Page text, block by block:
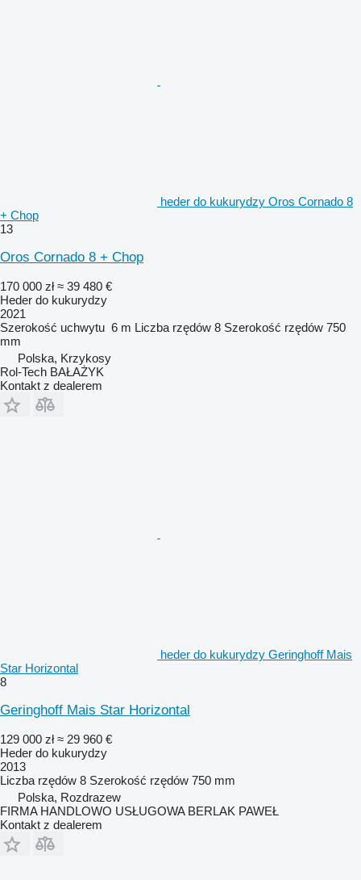
heder do kukurydzy Oros Cornado 8
+ Chop
13
Oros Cornado 8 + Chop
170 000 zł ≈ 39 480 €
Heder do kukurydzy
2021
Szerokość uchwytu 6 m Liczba rzędów 8 Szerokość rzędów 750
mm
Polska, Krzykosy
Rol-Tech BAŁAŻYK
Kontakt z dealerem
heder do kukurydzy Geringhoff Mais
Star Horizontal
8
Geringhoff Mais Star Horizontal
129 000 zł ≈ 29 960 €
Heder do kukurydzy
2013
Liczba rzędów 8 Szerokość rzędów 750 mm
Polska, Rozdrazew
FIRMA HANDLOWO USŁUGOWA BERLAK PAWEŁ
Kontakt z dealerem